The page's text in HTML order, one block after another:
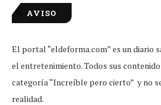
AVISO
El portal “eldeforma.com” es un diario
el entretenimiento. Todos sus
categoría “Increíble pero cierto” y no
realidad.